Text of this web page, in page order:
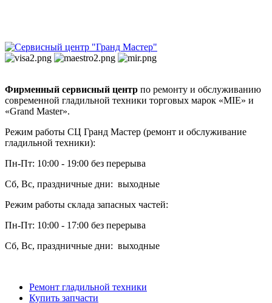
Фирменный сервисный центр по ремонту и обслуживанию
современной гладильной техники торговых марок «MIE» и
«Grand Master».
Режим работы СЦ Гранд Мастер (ремонт и обслуживание
гладильной техники):
Пн-Пт: 10:00 - 19:00 без перерыва
Сб, Вс, праздничные дни: выходные
Режим работы склада запасных частей:
Пн-Пт: 10:00 - 17:00 без перерыва
Сб, Вс, праздничные дни: выходные
Ремонт гладильной техники
Купить запчасти